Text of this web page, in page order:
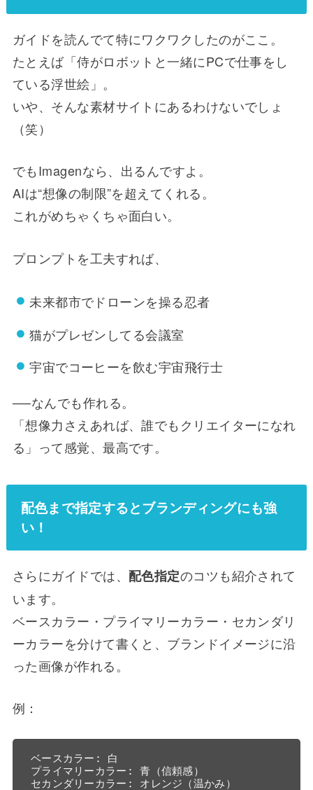
ガイドを読んでて特にワクワクしたのがここ。
たとえば「侍がロボットと一緒にPCで仕事をし
ている浮世絵」。
いや、そんな素材サイトにあるわけないでしょ
（笑）
でもImagenなら、出るんですよ。
AIは“想像の制限”を超えてくれる。
これがめちゃくちゃ面白い。
プロンプトを工夫すれば、
未来都市でドローンを操る忍者
猫がプレゼンしてる会議室
宇宙でコーヒーを飲む宇宙飛行士
──なんでも作れる。
「想像力さえあれば、誰でもクリエイターになれ
る」って感覚、最高です。
配色まで指定するとブランディングにも強
い！
さらにガイドでは、 配色指定のコツも紹介されて
います。
ベースカラー・プライマリーカラー・セカンダリ
ーカラーを分けて書くと、ブランドイメージに沿
った画像が作れる。
例：
ベースカラー: 白
プライマリーカラー: 青（信頼感）